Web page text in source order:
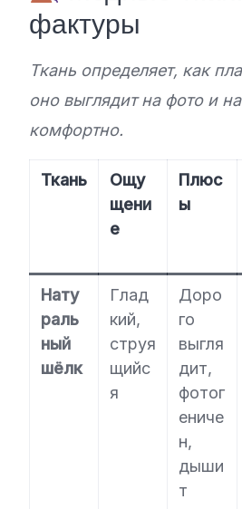
фактуры
Ткань определяет, как
оно выглядит на фото и
комфортно.
Ткань
Ощу
щени
е
Плюс
ы
Нату
раль
ный
шёлк
Глад
кий,
струя
щийс
я
Доро
го
выгля
дит,
фотог
ениче
н,
дыши
т